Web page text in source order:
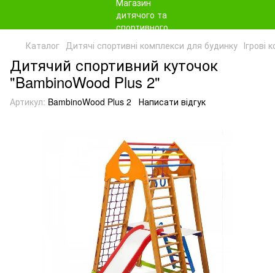
Каталог Дитячі спортивні комплекси для будинку Ігрові
Дитячий спортивний куточок
"BambinoWood Plus 2"
Артикул: BambinoWood Plus 2 Написати відгук